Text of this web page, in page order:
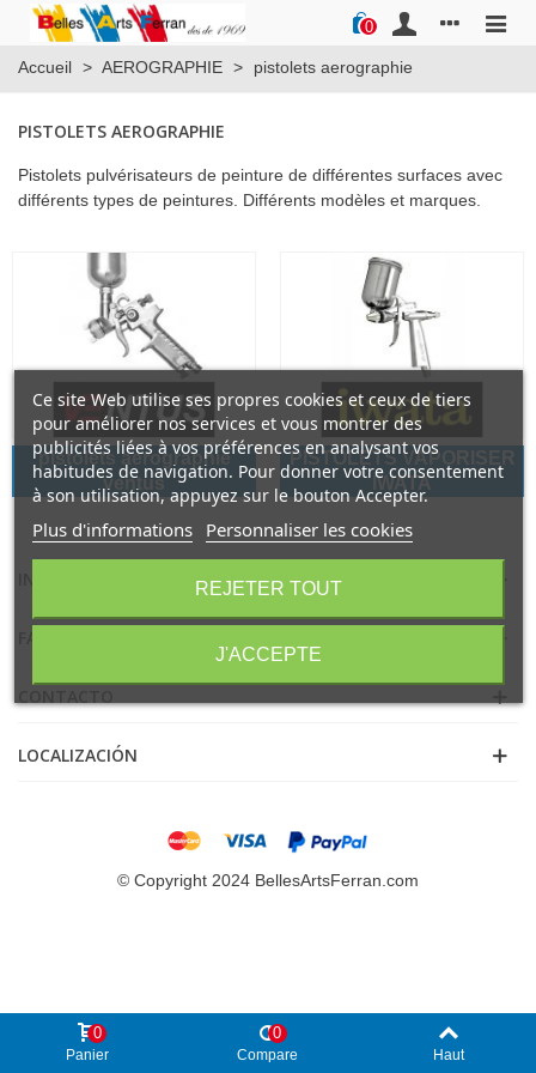
0
Accueil > AEROGRAPHIE > pistolets aerographie
PISTOLETS AEROGRAPHIE
Pistolets pulvérisateurs de peinture de différentes surfaces avec
différents types de peintures. Différents modèles et marques.
pistolets aerographie
ventus
PISTOLETS VAPORISER
IWATA
LOCALIZACIÓN
Ce site Web utilise ses propres cookies et ceux de tiers
pour améliorer nos services et vous montrer des
publicités liées à vos préférences en analysant vos
habitudes de navigation. Pour donner votre consentement
à son utilisation, appuyez sur le bouton Accepter.
Plus d'informations Personnaliser les cookies
REJETER TOUT
J'ACCEPTE
© Copyright 2024 BellesArtsFerran.com
Panier
0
Compare
0
Haut